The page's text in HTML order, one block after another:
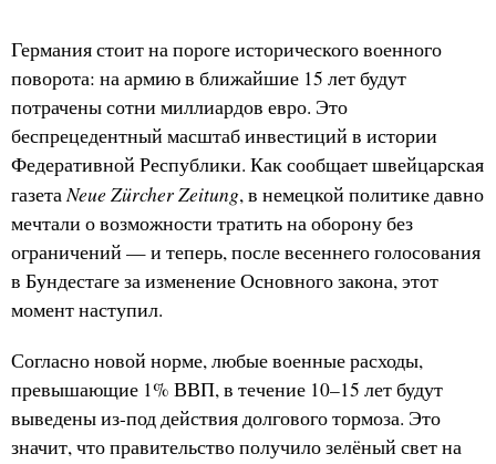
Германия стоит на пороге исторического военного
поворота: на армию в ближайшие 15 лет будут
потрачены сотни миллиардов евро. Это
беспрецедентный масштаб инвестиций в истории
Федеративной Республики. Как сообщает швейцарская
газетаNeue Zürcher Zeitung, в немецкой политике давно
мечтали о возможности тратить на оборону без
ограничений — и теперь, после весеннего голосования
в Бундестаге за изменение Основного закона, этот
момент наступил.
Согласно новой норме, любые военные расходы,
превышающие 1% ВВП, в течение 10–15 лет будут
выведены из-под действия долгового тормоза. Это
значит, что правительство получило зелёный свет на